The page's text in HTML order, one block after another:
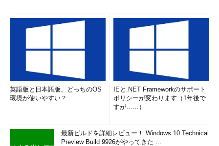
英語版と日本語版、どっちのOS
環境が使いやすい？
IEと.NET Frameworkのサポート
ポリシーが変わります（1年後で
すが……）
最新ビルドを詳細レビュー！ Windows 10 Technical
Preview Build 9926がやってきた ...